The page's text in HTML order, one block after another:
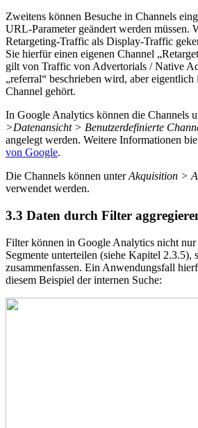
Zweitens können Besuche in Channels
URL-Parameter geändert werden müssen.
Retargeting-Traffic als Display-Traffic
Sie hierfür einen eigenen Channel
gilt von Traffic von Advertorials / Native
„referral“ beschrieben wird, aber eigentlich
Channel gehört.
In Google Analytics können die Channels
>Datenansicht > Benutzerdefinierte
angelegt werden. Weitere Informationen
von Google.
Die Channels können unterAkquisition >
verwendet werden.
3.3 Daten durch Filter
Filter können in Google Analytics nicht nur
Segmente unterteilen (siehe Kapitel 2.3.5),
zusammenfassen. Ein Anwendungsfall
diesem Beispiel der internen Suche: